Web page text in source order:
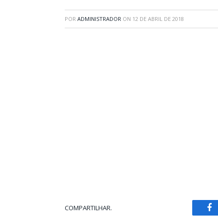
POR ADMINISTRADOR ON 12 DE ABRIL DE 2018
COMPARTILHAR.